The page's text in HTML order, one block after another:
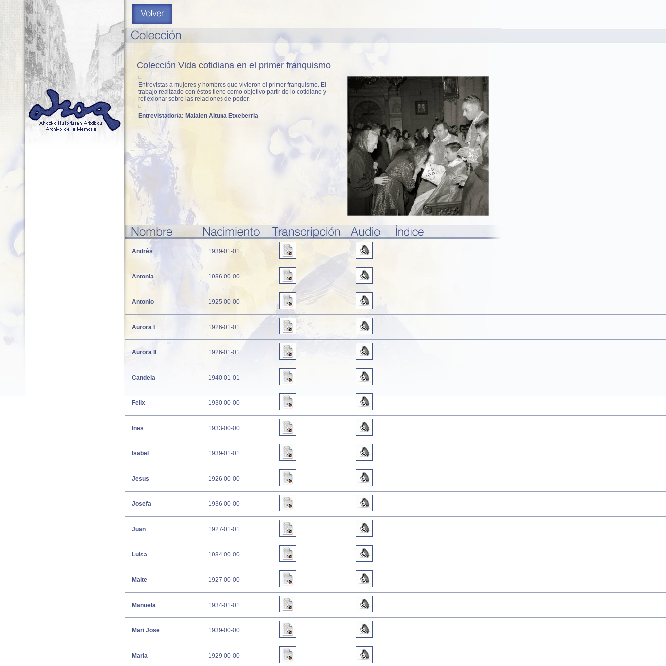
Colección Vida cotidiana en el primer franquismo
Entrevistas a mujeres y hombres que vivieron el primer franquismo. El
trabajo realizado con éstos tiene como objetivo partir de lo cotidiano y
reflexionar sobre las relaciones de poder.
Entrevistador/a: Maialen Altuna Etxeberria
Andrés 1939-01-01
Antonia 1936-00-00
Antonio 1925-00-00
Aurora I 1926-01-01
Aurora II 1926-01-01
Candela 1940-01-01
Felix 1930-00-00
Ines 1933-00-00
Isabel 1939-01-01
Jesus 1926-00-00
Josefa 1936-00-00
Juan 1927-01-01
Luisa 1934-00-00
Maite 1927-00-00
Manuela 1934-01-01
Mari Jose 1939-00-00
Maria 1929-00-00